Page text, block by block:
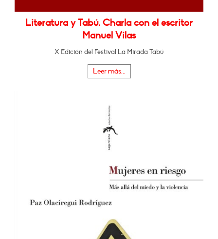
Literatura y Tabú. Charla con el escritor
Manuel Vilas
X Edición del Festival La Mirada Tabú
Leer más...